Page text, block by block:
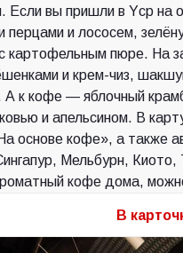
Если вы пришли в Ycp на
перцами и лососем,
картофельным пюре. На
и крем-чиз,
А к кофе — яблочный
и апельсином. В
основе кофе», а также
Мельбурн,
кофе дома,
В